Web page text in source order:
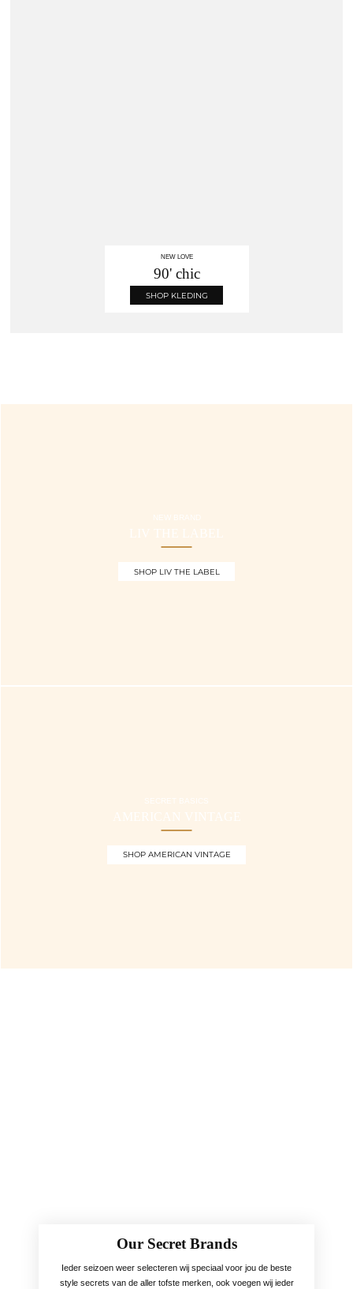
NEW LOVE
90' chic
SHOP KLEDING
SHOP LIV THE LABEL
SHOP AMERICAN VINTAGE
Our Secret Brands
Ieder seizoen weer selecteren wij speciaal voor jou de beste
style secrets van de aller tofste merken, ook voegen wij ieder